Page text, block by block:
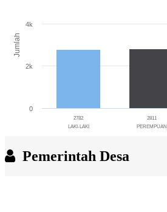
Jumlah
2782
LAKI-LAKI
2811
PEREMPUAN
0
2k
4k
Pemerintah Desa